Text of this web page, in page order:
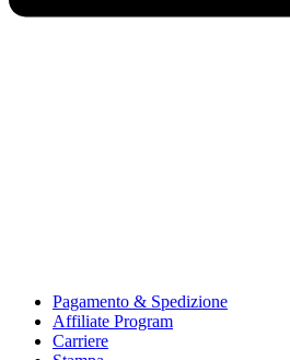
Pagamento & Spedizione
Affiliate Program
Carriere